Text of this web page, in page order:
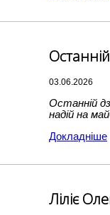
03.06.2026
Останній
надій на
Докладніше
Ліліє